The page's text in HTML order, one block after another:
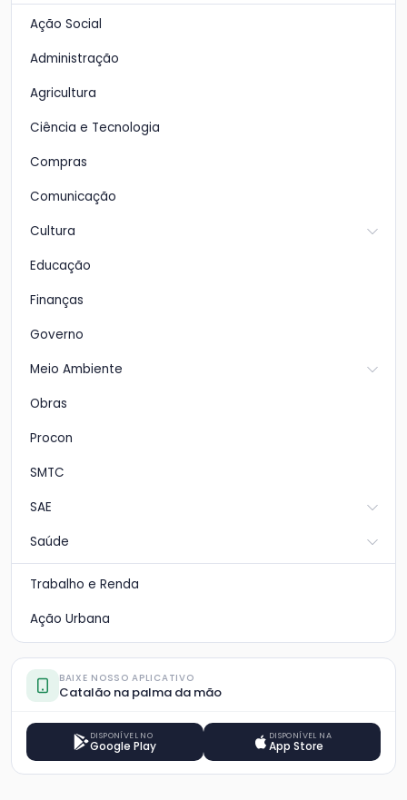
Ação Social
Administração
Agricultura
Ciência e Tecnologia
Compras
Comunicação
Cultura
Educação
Finanças
Governo
Meio Ambiente
Obras
Procon
SMTC
SAE
Saúde
Trabalho e Renda
Ação Urbana
BAIXE NOSSO APLICATIVO
Catalão na palma da mão
DISPONÍVEL NO
Google Play
DISPONÍVEL NA
App Store